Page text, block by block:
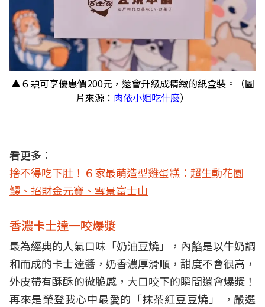
▲６顆可享優惠價200元，還會升級成精緻的紙盒裝。（圖
片來源： 肉依小姐吃什麼）
看更多：
捨不得吃下肚！６家最萌造型雞蛋糕：超生動花園
鰻、招財金元寶、雪景富士山
香濃卡士達一咬爆漿
最為經典的人氣口味「奶油豆燒」，內餡是以牛奶調
和而成的卡士達醬，奶香濃厚滑順，甜度不會很高，
外皮帶有酥酥的微脆感，大口咬下的瞬間還會爆漿！
再來是榮登我心中最愛的「抹茶紅豆豆燒」 ，嚴選